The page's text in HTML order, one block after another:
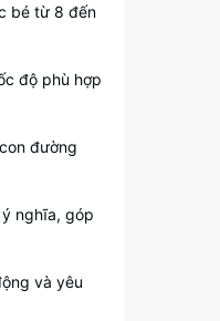
bé từ 8 đến
độ phù hợp
đường
nghĩa, góp
và yêu